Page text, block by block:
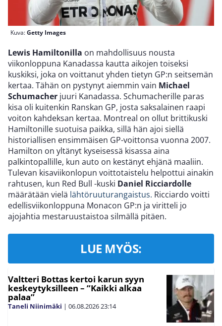
Kuva:Getty Images
Lewis Hamiltonilla on mahdollisuus nousta
viikonloppuna Kanadassa kautta aikojen toiseksi
kuskiksi, joka on voittanut yhden tietyn GP:n seitsemän
kertaa. Tähän on pystynyt aiemmin vain Michael
Schumacher juuri Kanadassa. Schumacherille paras
kisa oli kuitenkin Ranskan GP, josta saksalainen raapi
voiton kahdeksan kertaa. Montreal on ollut brittikuski
Hamiltonille suotuisa paikka, sillä hän ajoi siellä
historiallisen ensimmäisen GP-voittonsa vuonna 2007.
Hamilton on yltänyt kyseisessä kisassa aina
palkintopallille, kun auto on kestänyt ehjänä maaliin.
Tulevan kisaviikonlopun voittotaistelu helpottui ainakin
rahtusen, kun Red Bull -kuski Daniel Ricciardolle
määrätään vielä lähtöruuturangaistus. Ricciardo voitti
edellisviikonloppuna Monacon GP:n ja viritteli jo
ajojahtia mestaruustaistoa silmällä pitäen.
LUE MYÖS:
Valtteri Bottas kertoi karun syyn
keskeytyksilleen – ”Kaikki alkaa
palaa”
Taneli Niinimäki | 06.08.202623:14